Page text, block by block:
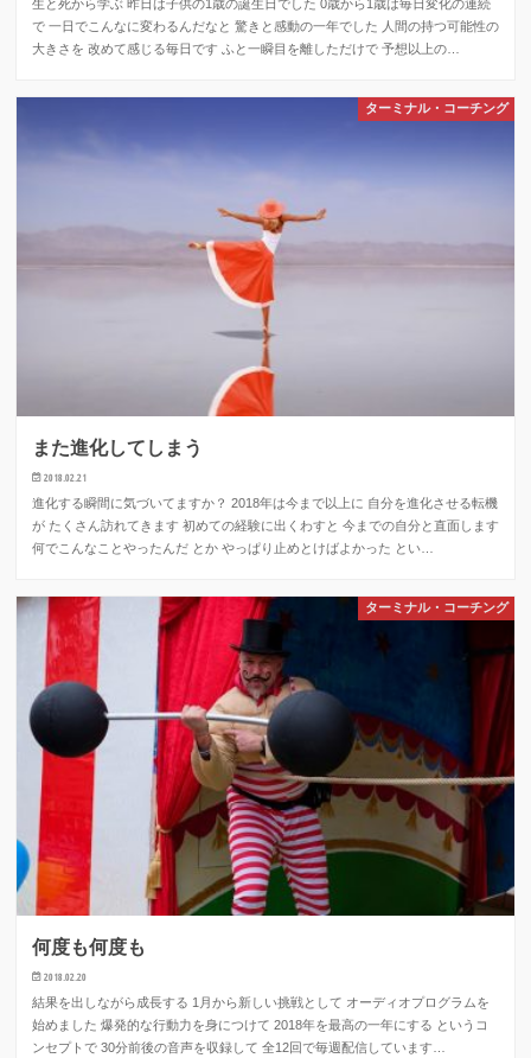
生と死から学ぶ 昨日は子供の1歳の誕生日でした 0歳から1歳は毎日変化の連続
で 一日でこんなに変わるんだなと 驚きと感動の一年でした 人間の持つ可能性の
大きさを 改めて感じる毎日です ふと一瞬目を離しただけで 予想以上の…
ターミナル・コーチング
また進化してしまう
2018.02.21
進化する瞬間に気づいてますか？ 2018年は今まで以上に 自分を進化させる転機
が たくさん訪れてきます 初めての経験に出くわすと 今までの自分と直面します
何でこんなことやったんだ とか やっぱり止めとけばよかった とい…
ターミナル・コーチング
何度も何度も
2018.02.20
結果を出しながら成長する 1月から新しい挑戦として オーディオプログラムを
始めました 爆発的な行動力を身につけて 2018年を最高の一年にする というコ
ンセプトで 30分前後の音声を収録して 全12回で毎週配信しています…